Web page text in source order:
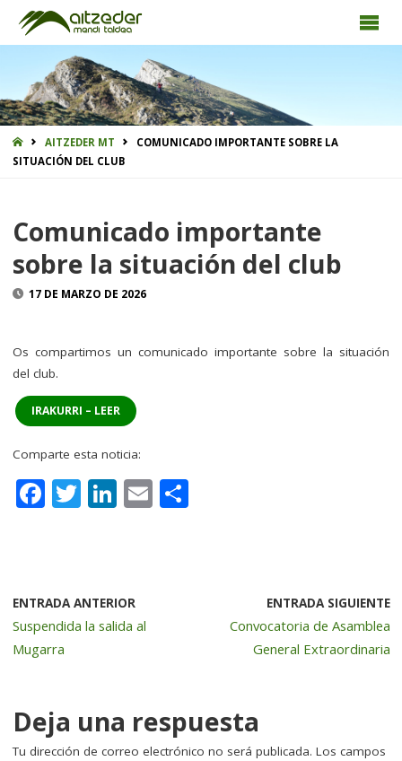
INICIOAITZEDER MT
COMUNICADO IMPORTANTE SOBRE LA
SITUACIÓN DEL CLUB
Comunicado importante
sobre la situación del club
17 DE MARZO DE 2026
Os compartimos un comunicado importante sobre la situación
del club.
IRAKURRI – LEER
Comparte esta noticia:
F
a
b
o
o
T
w
r
Li
n
dI
n
E
m
C
ENTRADA ANTERIOR
Suspendida la salida al
Mugarra
ENTRADA SIGUIENTE
Convocatoria de Asamblea
General Extraordinaria
Deja una respuesta
Tu dirección de correo electrónico no será publicada. Los campos